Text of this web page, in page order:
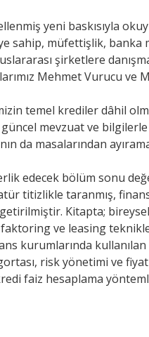
yeni baskısıyla
sahip, müfettişlik, banka
şirketlere
Mehmet Vurucu ve
temel krediler dâhil
mevzuat ve bilgilerle
da masalarından
edecek bölüm sonu
titizlikle taranmış,
Kitapta;
faktoring ve leasing
kurumlarında
risk yönetimi ve
faiz hesaplama